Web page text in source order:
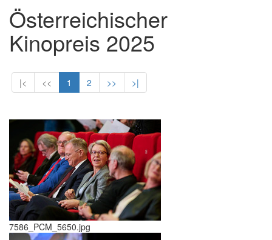
Österreichischer
Kinopreis 2025
|< << 1 2 >> >|
7586_PCM_5650.jpg